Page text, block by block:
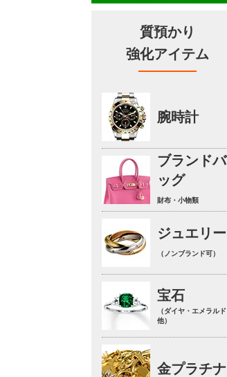
質預かり
強化アイテム
腕時計
ブランドバ
ッグ
財布・小物類
ジュエリー
（ノンブランド可）
宝石
（ダイヤ・エメラルド
他）
金プラチナ